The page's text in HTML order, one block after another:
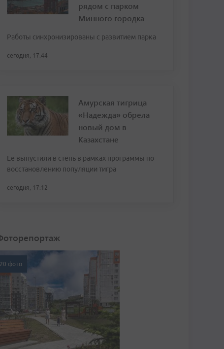
рядом с парком
Минного городка
Работы синхронизированы с развитием парка
сегодня, 17:44
Амурская тигрица
«Надежда» обрела
новый дом в
Казахстане
Ее выпустили в степь в рамках программы по
восстановлению популяции тигра
сегодня, 17:12
20 фото